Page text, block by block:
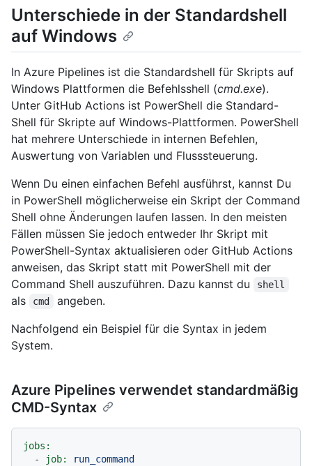
Unterschiede in der Standardshell
auf Windows
In Azure Pipelines ist die Standardshell für Skripts auf
Windows Plattformen die Befehlsshell (cmd.exe).
Unter GitHub Actions ist PowerShell die Standard-
Shell für Skripte auf Windows-Plattformen. PowerShell
hat mehrere Unterschiede in internen Befehlen,
Auswertung von Variablen und Flusssteuerung.
Wenn Du einen einfachen Befehl ausführst, kannst Du
in PowerShell möglicherweise ein Skript der Command
Shell ohne Änderungen laufen lassen. In den meisten
Fällen müssen Sie jedoch entweder Ihr Skript mit
PowerShell-Syntax aktualisieren oder GitHub Actions
anweisen, das Skript statt mit PowerShell mit der
Command Shell auszuführen. Dazu kannst du
shell
als cmd
angeben.
Nachfolgend ein Beispiel für die Syntax in jedem
System.
Azure Pipelines verwendet standardmäßig
CMD-Syntax
jobs:
-
job:
run_command